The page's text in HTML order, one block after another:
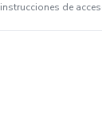
instrucciones de